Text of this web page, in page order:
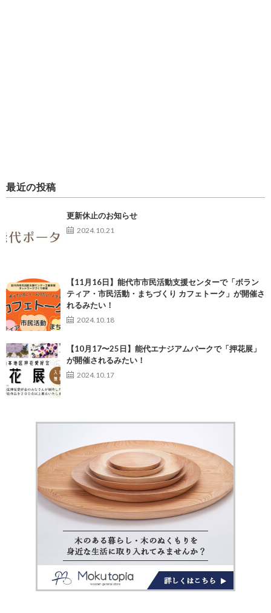
最近の投稿
更新休止のお知らせ
2024.10.21
【11月16日】能代市市民活動支援センターで「ボラン
ティア・市民活動・まちづくり カフェトーク」が開催さ
れるみたい！
2024.10.18
【10月17〜25日】能代エナジアムパークで「押花展」
が開催されるみたい！
2024.10.17